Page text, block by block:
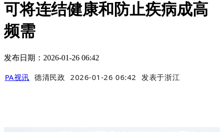
可将连结健康和防止疾病成高
频需
发布日期：2026-01-26 06:42
PA视讯 德清民政 2026-01-26 06:42 发表于浙江